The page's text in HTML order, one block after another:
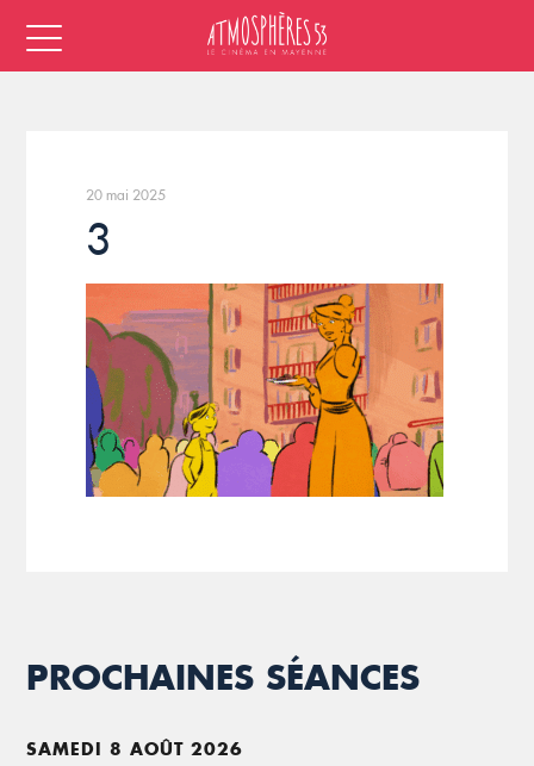
20 mai 2025
3
PROCHAINES SÉANCES
SAMEDI 8 AOÛT 2026